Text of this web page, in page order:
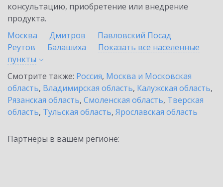
консультацию, приобретение или внедрение
продукта.
Москва
Дмитров
Павловский Посад
Реутов
Балашиха
Показать все населенные
пункты
Смотрите также: Россия, Москва и Московская
область, Владимирская область, Калужская область,
Рязанская область, Смоленская область, Тверская
область, Тульская область, Ярославская область
Партнеры в вашем регионе: